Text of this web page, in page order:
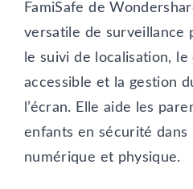
FamiSafe de
versatile de surveillance
le suivi de localisation,
accessible et la gestion
l’écran. Elle aide les
enfants en sécurité
numérique et physique.